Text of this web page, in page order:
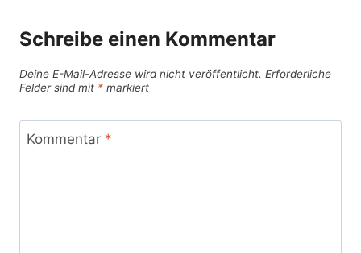
Schreibe einen Kommentar
Deine E-Mail-Adresse wird nicht veröffentlicht. Erforderliche
Felder sind mit * markiert
Kommentar *